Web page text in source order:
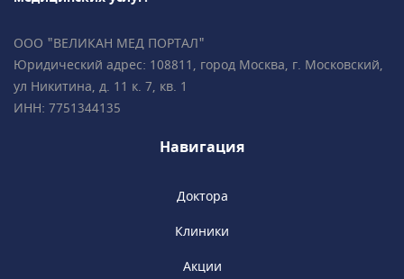
ортодонты успешно занимаются
исправлением прикуса с помощью брекет-
систем, элайнеров, съемных и несъемных
ортодонтических аппаратов.Все
специалисты клиники обладают
многолетним опытом успешной работы
и современным взглядом на медицину.
ООО "ВЕЛИКАН МЕД ПОРТАЛ"
Юридический адрес: 108811, город Москва, г. Московский,
ул Никитина, д. 11 к. 7, кв. 1
ИНН: 7751344135
Навигация
Доктора
Клиники
Акции